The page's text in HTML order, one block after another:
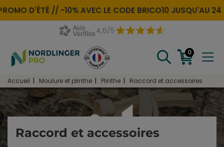
D'ÉTÉ //-10% AVEC LE CODEBRICO10JUSQU'AU 24
4,6/5
0
Accueil Moulure et plinthe Plinthe Raccord et accessoires
Raccord et accessoires